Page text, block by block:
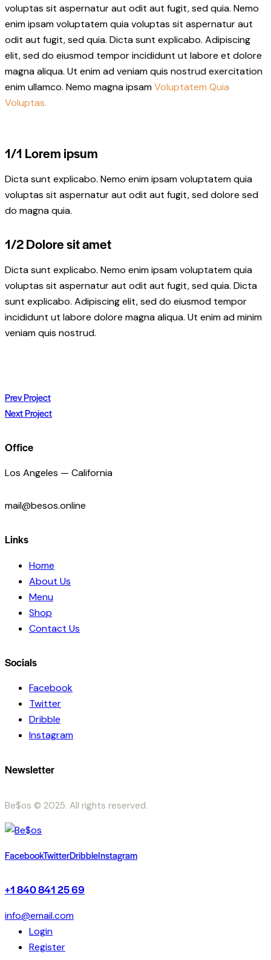
voluptas sit aspernatur aut odit aut fugit, sed quia. Nemo
enim ipsam voluptatem quia voluptas sit aspernatur aut
odit aut fugit, sed quia. Dicta sunt explicabo. Adipiscing
elit, sed do eiusmod tempor incididunt ut labore et dolore
magna aliqua. Ut enim ad veniam quis nostrud exercitation
enim ullamco. Nemo magna ipsamVoluptatem Quia
Voluptas.
1/1 Lorem ipsum
Dicta sunt explicabo. Nemo enim ipsam voluptatem quia
voluptas sit aspernatur aut odit aut fugit, sed dolore sed
do magna quia.
1/2 Dolore sit amet
Dicta sunt explicabo. Nemo enim ipsam voluptatem quia
voluptas sit aspernatur aut odit aut fugit, sed quia. Dicta
sunt explicabo. Adipiscing elit, sed do eiusmod tempor
incididunt ut labore dolore magna aliqua. Ut enim ad minim
veniam quis nostrud.
Post
navigation
Prev Project
Next Project
Office
Los Angeles — California
mail@besos.online
Links
Home
About Us
Menu
Shop
Contact Us
Socials
Facebook
Twitter
Dribble
Instagram
Newsletter
Be$os © 2025. All rights reserved.
FacebookTwitterDribbleInstagram
+1 840 841 25 69
info@email.com
Login
Register